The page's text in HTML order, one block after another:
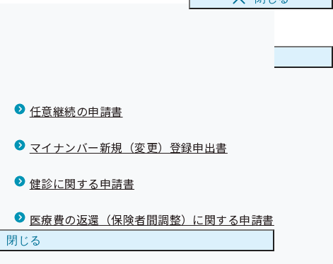
任意継続の申請書
マイナンバー新規（変更）登録申出書
健診に関する申請書
医療費の返還（保険者間調整）に関する申請書
閉じる
所の担当者様・
住所の入力を誤ったことにより、健診結果を本来送付すべ